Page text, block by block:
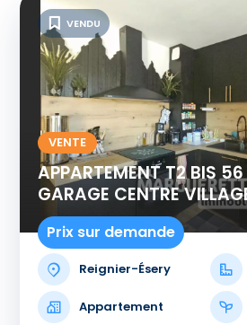
VENTE
APPARTEMENT T2 BIS
GARAGE CENTRE
Prix sur demande
Reignier-Ésery
Appartement
VENDU